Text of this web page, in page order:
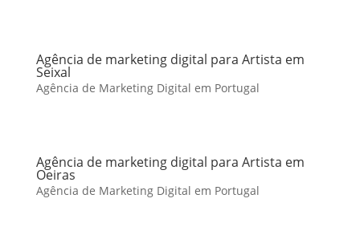
Agência de marketing digital para Artista em
Seixal
Agência de Marketing Digital em Portugal
Agência de marketing digital para Artista em
Oeiras
Agência de Marketing Digital em Portugal